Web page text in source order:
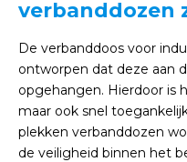
verbanddozen
De verbanddoos voor
ontworpen dat deze aan
opgehangen. Hierdoor is
maar ook snel
plekken verbanddozen
de veiligheid binnen het